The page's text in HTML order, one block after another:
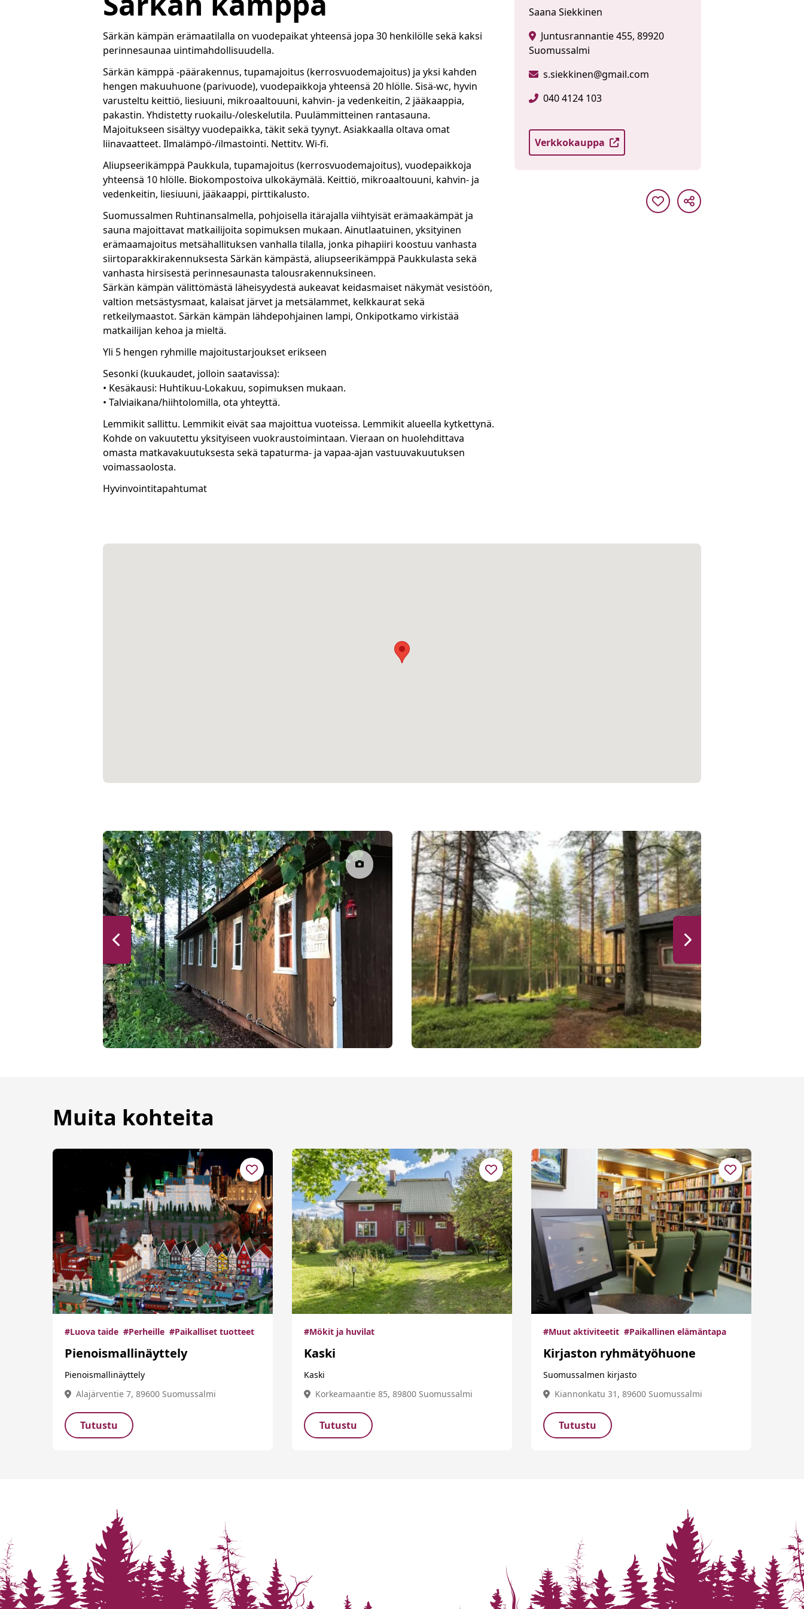
Särkän kämpän erämaatilalla on vuodepaikat yhteensä jopa 30 henkilölle sekä kaksi
perinnesaunaa uintimahdollisuudella.
Särkän kämppä -päärakennus, tupamajoitus (kerrosvuodemajoitus) ja yksi kahden
hengen makuuhuone (parivuode), vuodepaikkoja yhteensä 20 hlölle. Sisä-wc, hyvin
varusteltu keittiö, liesiuuni, mikroaaltouuni, kahvin- ja vedenkeitin, 2 jääkaappia,
pakastin. Yhdistetty ruokailu-/oleskelutila. Puulämmitteinen rantasauna.
Majoitukseen sisältyy vuodepaikka, täkit sekä tyynyt. Asiakkaalla oltava omat
liinavaatteet. Ilmalämpö-/ilmastointi. Nettitv. Wi-fi.
Aliupseerikämppä Paukkula, tupamajoitus (kerrosvuodemajoitus), vuodepaikkoja
yhteensä 10 hlölle. Biokompostoiva ulkokäymälä. Keittiö, mikroaaltouuni, kahvin- ja
vedenkeitin, liesiuuni, jääkaappi, pirttikalusto.
Suomussalmen Ruhtinansalmella, pohjoisella itärajalla viihtyisät erämaakämpät ja
sauna majoittavat matkailijoita sopimuksen mukaan. Ainutlaatuinen, yksityinen
erämaamajoitus metsähallituksen vanhalla tilalla, jonka pihapiiri koostuu vanhasta
siirtoparakkirakennuksesta Särkän kämpästä, aliupseerikämppä Paukkulasta sekä
vanhasta hirsisestä perinnesaunasta talousrakennuksineen.
Särkän kämpän välittömästä läheisyydestä aukeavat keidasmaiset näkymät vesistöön,
valtion metsästysmaat, kalaisat järvet ja metsälammet, kelkkaurat sekä
retkeilymaastot. Särkän kämpän lähdepohjainen lampi, Onkipotkamo virkistää
matkailijan kehoa ja mieltä.
Yli 5 hengen ryhmille majoitustarjoukset erikseen
Sesonki (kuukaudet, jolloin saatavissa):
• Kesäkausi: Huhtikuu-Lokakuu, sopimuksen mukaan.
• Talviaikana/hiihtolomilla, ota yhteyttä.
Lemmikit sallittu. Lemmikit eivät saa majoittua vuoteissa. Lemmikit alueella kytkettynä.
Kohde on vakuutettu yksityiseen vuokraustoimintaan. Vieraan on huolehdittava
omasta matkavakuutuksesta sekä tapaturma- ja vapaa-ajan vastuuvakuutuksen
voimassaolosta.
Hyvinvointitapahtumat
Saana Siekkinen
Juntusrannantie 455, 89920
Suomussalmi
s.siekkinen@gmail.com
040 4124 103
Verkkokauppa
Muita kohteita
#Luova taide #Perheille #Paikalliset tuotteet
Pienoismallinäyttely
Pienoismallinäyttely
Alajärventie 7, 89600 Suomussalmi
Tutustu
#Mökit ja huvilat
Kaski
Kaski
Korkeamaantie 85, 89800 Suomussalmi
Tutustu
#Muut aktiviteetit #Paikallinen elämäntapa
Kirjaston ryhmätyöhuone
Suomussalmen kirjasto
Kiannonkatu 31, 89600 Suomussalmi
Tutustu